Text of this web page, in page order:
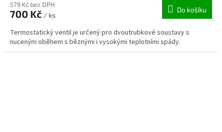
579 Kč bez DPH
700 Kč / ks
Do košíku
Termostatický ventil je určený pro dvoutrubkové soustavy s
nuceným oběhem s běznými i vysokými teplotními spády.